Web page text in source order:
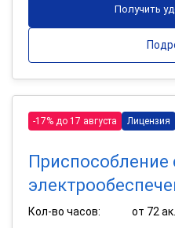
Получить
-17% до 17 августа Лицензия
Приспособление
Кол-во часов:
от 72